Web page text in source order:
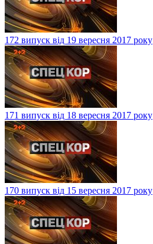
172 випуск від 19 вересня 2017 року
171 випуск від 18 вересня 2017 року
170 випуск від 15 вересня 2017 року